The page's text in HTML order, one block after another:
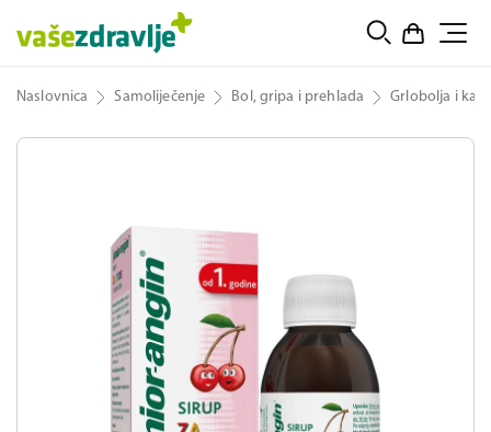
Naslovnica Samoliječenje Bol, gripa i prehlada Grlobolja i